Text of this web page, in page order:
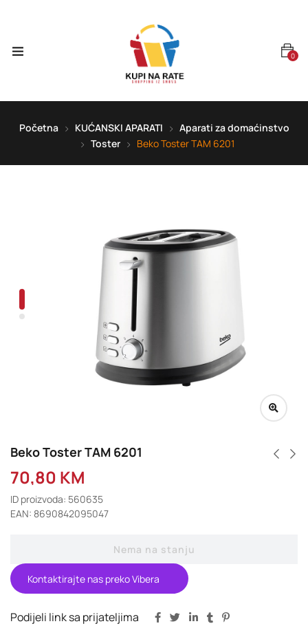
0
Početna KUĆANSKI APARATI
Aparati za domaćinstvo
Toster
Beko Toster TAM 6201
Beko Toster TAM 6201
70,80 KM
ID proizvoda: 560635
EAN: 8690842095047
Nema na stanju
Kontaktirajte nas preko Vibera
Podijeli link sa prijateljima